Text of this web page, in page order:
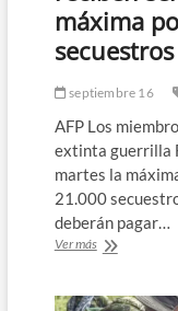
máxima
septiembre 16
AFP Los
extinta guerrilla
martes la
21.000
deberán pagar…
Ver másExjefes
FARC